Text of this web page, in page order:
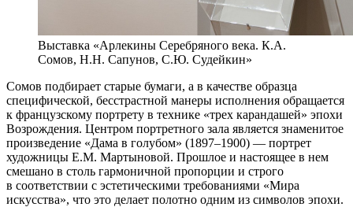
Выставка «Арлекины Серебряного века. К.А.
Сомов, Н.Н. Сапунов, С.Ю. Судейкин»
Сомов подбирает старые бумаги, а в качестве образца
специфической, бесстрастной манеры исполнения обращается
к французскому портрету в технике «трех карандашей» эпохи
Возрождения. Центром портретного зала является знаменитое
произведение «Дама в голубом» (1897–1900) — портрет
художницы Е.М. Мартыновой. Прошлое и настоящее в нем
смешано в столь гармоничной пропорции и строго
в соответствии с эстетическими требованиями «Мира
искусства», что это делает полотно одним из символов эпохи.